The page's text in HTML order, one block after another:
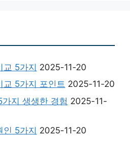
교 5가지 2025-11-20
교 5가지 포인트 2025-11-20
지 생생한 경험 2025-11-
인 5가지 2025-11-20